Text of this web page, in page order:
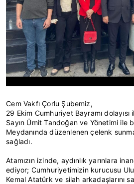
Cem Vakfı Çorlu Şubemiz,
29 Ekim Cumhuriyet Bayramı dolayısı
Sayın Ümit Tandoğan ve Yönetimi ile
Meydanında düzenlenen çelenk
sağladı.
Atamızın izinde, aydınlık yarınlara
ediyor; Cumhuriyetimizin kurucusu
Kemal Atatürk ve silah arkadaşlarını